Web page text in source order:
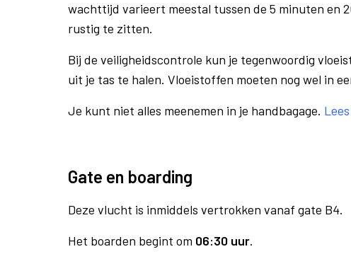
wachttijd varieert meestal tussen de 5 minuten en
rustig te zitten.
Bij de veiligheidscontrole kun je tegenwoordig
uit je tas te halen. Vloeistoffen moeten nog wel in
Je kunt niet alles meenemen in je handbagage.
Gate en boarding
Deze vlucht is inmiddels vertrokken vanaf gate B4.
Het boarden begint om 06:30 uur.